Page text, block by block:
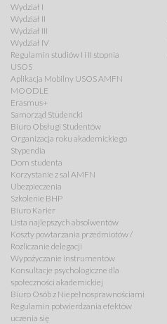
Wydział I
Wydział II
Wydział III
Wydział IV
Regulamin studiów I i II stopnia
USOS
Aplikacja Mobilny USOS AMFN
MOODLE
Erasmus+
Samorząd Studencki
Biuro Obsługi Studentów
Organizacja roku akademickiego
Stypendia
Dom studenta
Korzystanie z sal AMFN
Ubezpieczenia
Szkolenie BHP
Biuro Karier
Lista najlepszych absolwentów
Koszty powtarzania przedmiotów /
Rozliczanie delegacji
Wypożyczanie instrumentów
Konsultacje psychologiczne dla
społeczności akademickiej
Biuro Osób z Niepełnosprawnościami
Regulamin potwierdzania efektów
uczenia się